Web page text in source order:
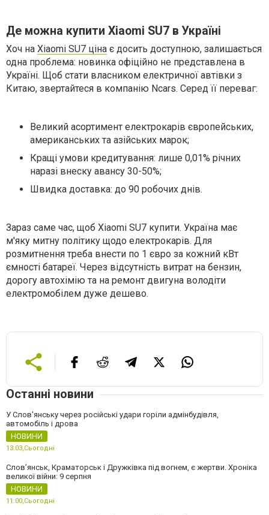
Де можна купити Xiaomi SU7 в Україні
Хоч на Xiaomi SU7 ціна є досить доступною, залишається
одна проблема: новинка офіційно не представлена в
Україні. Щоб стати власником електричної автівки з
Китаю, звертайтеся в компанію Ncars. Серед її переваг:
Великий асортимент електрокарів європейських,
американських та азійських марок;
Кращі умови кредитування: лише 0,01% річних
наразі внеску авансу 30-50%;
Швидка доставка: до 90 робочих днів.
Зараз саме час, щоб Xiaomi SU7 купити. Україна має
м'яку митну політику щодо електрокарів. Для
розмитнення треба внести по 1 євро за кожний кВт
ємності батареї. Через відсутність витрат на бензин,
дорогу автохімію та на ремонт двигуна володіти
електромобілем дуже дешево.
Останні новини
У Слов'янську через російські удари горіли адмінбудівля,
автомобіль і дрова
НОВИНИ
13:03,Сьогодні
Слов’янськ, Краматорськ і Дружківка під вогнем, є жертви. Хроніка
великої війни: 9 серпня
НОВИНИ
11:00,Сьогодні